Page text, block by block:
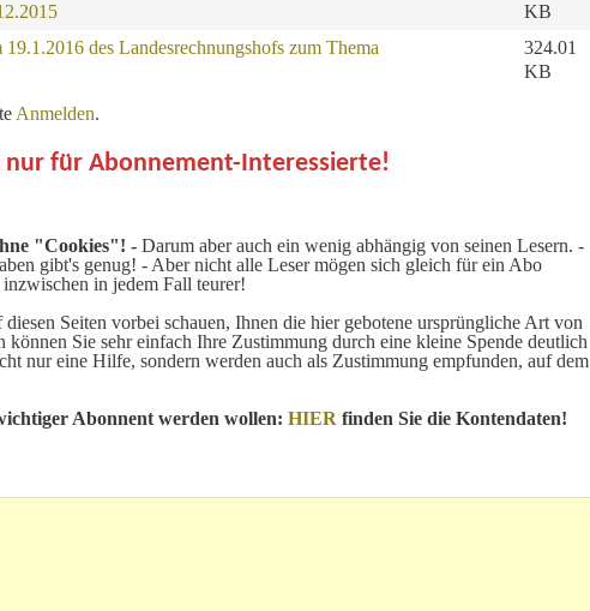
KB
des Landesrechnungshofs zum Thema
324.01
KB
Anmelden.
für Abonnement-Interessierte!
"Cookies"! - Darum aber auch ein wenig abhängig von seinen Lesern. -
gibt's genug! - Aber nicht alle Leser mögen sich gleich für ein Abo
in jedem Fall teurer!
Seiten vorbei schauen, Ihnen die hier gebotene ursprüngliche Art von
Sie sehr einfach Ihre Zustimmung durch eine kleine Spende deutlich
nur eine Hilfe, sondern werden auch als Zustimmung empfunden, auf dem
Abonnent werden wollen: HIER finden Sie die Kontendaten!